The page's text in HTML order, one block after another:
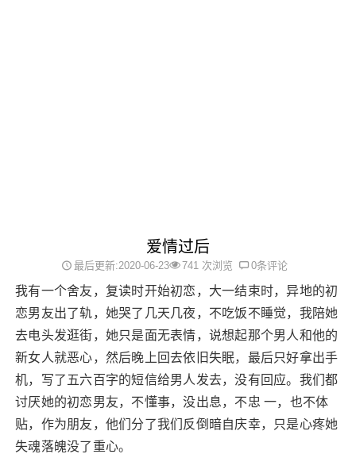
爱情过后
最后更新:2020-06-23 741 次浏览 0条评论
我有一个舍友，复读时开始初恋，大一结束时，异地的初
恋男友出了轨，她哭了几天几夜，不吃饭不睡觉，我陪她
去电头发逛街，她只是面无表情，说想起那个男人和他的
新女人就恶心，然后晚上回去依旧失眠，最后只好拿出手
机，写了五六百字的短信给男人发去，没有回应。我们都
讨厌她的初恋男友，不懂事，没出息，不忠 一，也不体
贴，作为朋友，他们分了我们反倒暗自庆幸，只是心疼她
失魂落魄没了重心。